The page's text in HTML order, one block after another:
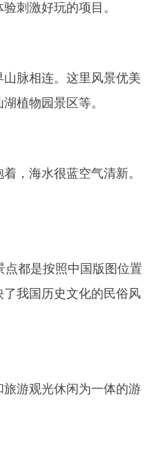
刺激好玩的项目。
脉相连。这里风景优美
植物园景区等。
，海水很蓝空气清新。
都是按照中国版图位置
我国历史文化的民俗风
游观光休闲为一体的游